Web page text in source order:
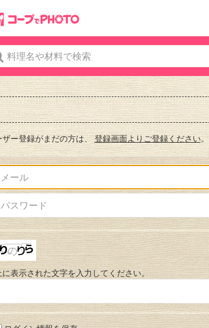
ザー登録がまだの方は、登録画面よりご登録ください。
に表示された文字を入力してください。